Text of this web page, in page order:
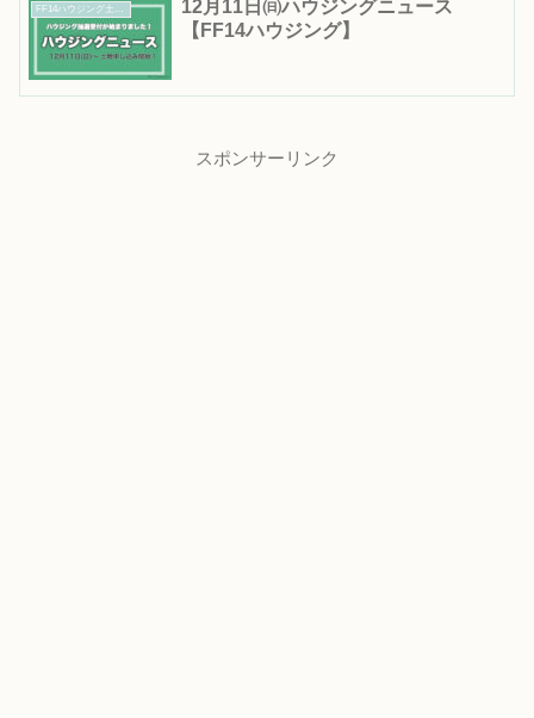
FF14ハウジング土地抽選｜応募期間・結果発表日まとめ
12月11日㈰ハウジングニュース
【FF14ハウジング】
スポンサーリンク